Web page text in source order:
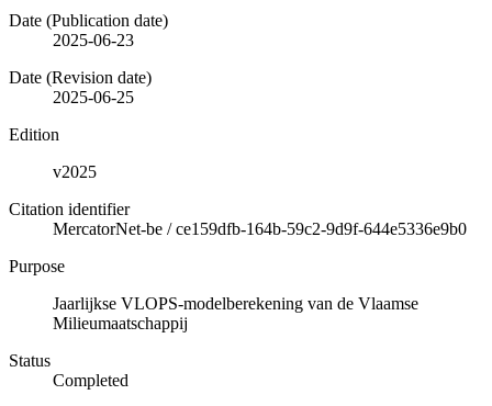
Date (Publication date)
2025-06-23
Date (Revision date)
2025-06-25
Edition
v2025
Citation identifier
MercatorNet-be /ce159dfb-164b-59c2-9d9f-644e5336e9b0
Purpose
Jaarlijkse VLOPS-modelberekening van de Vlaamse
Milieumaatschappij
Status
Completed